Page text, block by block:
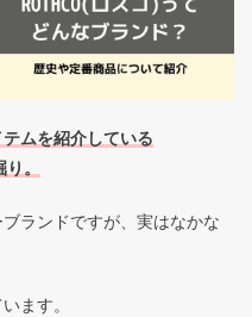
ムを紹介している
。
ランドですが、実はなかな
ます。